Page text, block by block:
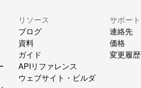
リソース
ブログ
資料
ガイド
APIリファレンス
ウェブサイト・ビルダ
サポート
連絡先
価格
変更履歴